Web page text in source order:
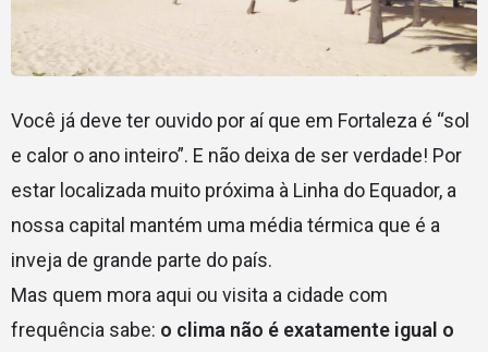
Você já deve ter ouvido por aí que em Fortaleza é “sol
e calor o ano inteiro”. E não deixa de ser verdade! Por
estar localizada muito próxima à Linha do Equador, a
nossa capital mantém uma média térmica que é a
inveja de grande parte do país.
Mas quem mora aqui ou visita a cidade com
frequência sabe: o clima não é exatamente igual o